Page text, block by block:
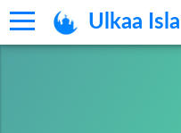
Ulkaa